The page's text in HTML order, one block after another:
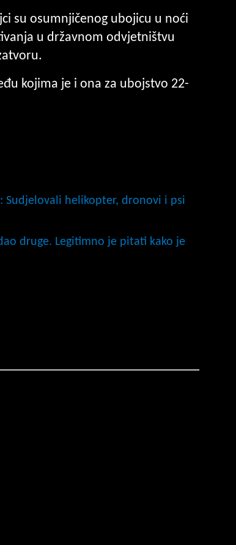
su osumnjičenog ubojicu u noći
u državnom odvjetništvu
kojima je i ona za ubojstvo 22-
Sudjelovali helikopter, dronovi i psi
druge. Legitimno je pitati kako je